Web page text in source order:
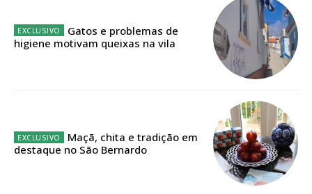
Sendo assinante terá acesso a todos os conteúdos exclusivos e versões
digitais.
Escolha o plano de assinatura desejado:
ASSINATURA
IMPRESSA
Gatos e problemas de
higiene motivam queixas na vila
Maçã, chita e tradição em
destaque no São Bernardo